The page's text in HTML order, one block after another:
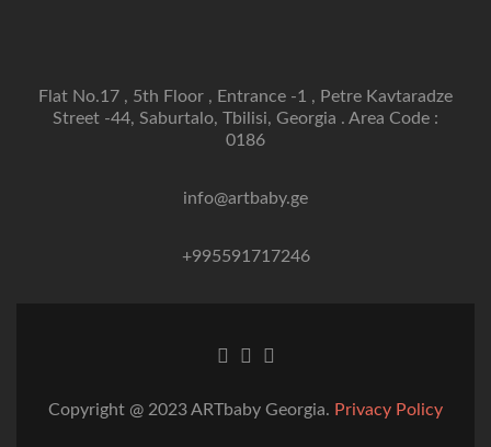
Flat No.17 , 5th Floor , Entrance -1 , Petre Kavtaradze
Street -44, Saburtalo, Tbilisi, Georgia . Area Code :
0186
info@artbaby.ge
+995591717246
Facebook
TwitterLinkedin
Copyright @ 2023 ARTbaby Georgia. Privacy Policy